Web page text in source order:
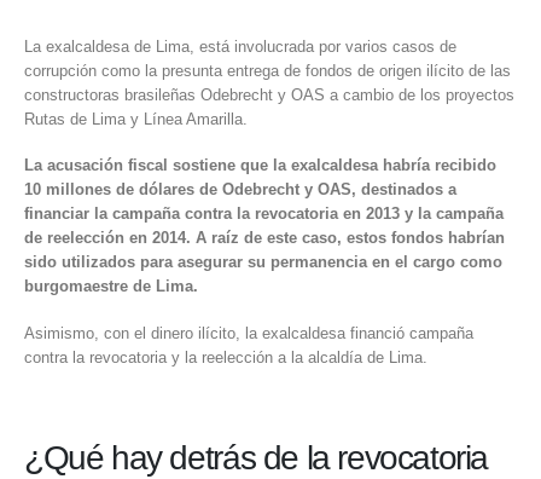
La exalcaldesa de Lima, está involucrada por varios casos de
corrupción como la presunta entrega de fondos de origen ilícito de las
constructoras brasileñas Odebrecht y OAS a cambio de los proyectos
Rutas de Lima y Línea Amarilla.
La acusación fiscal sostiene que la exalcaldesa habría recibido
10 millones de dólares de Odebrecht y OAS, destinados a
financiar la campaña contra la revocatoria en 2013 y la campaña
de reelección en 2014. A raíz de este caso, estos fondos habrían
sido utilizados para asegurar su permanencia en el cargo como
burgomaestre de Lima.
Asimismo, con el dinero ilícito, la exalcaldesa financió campaña
contra la revocatoria y la reelección a la alcaldía de Lima.
¿Qué hay detrás de la revocatoria